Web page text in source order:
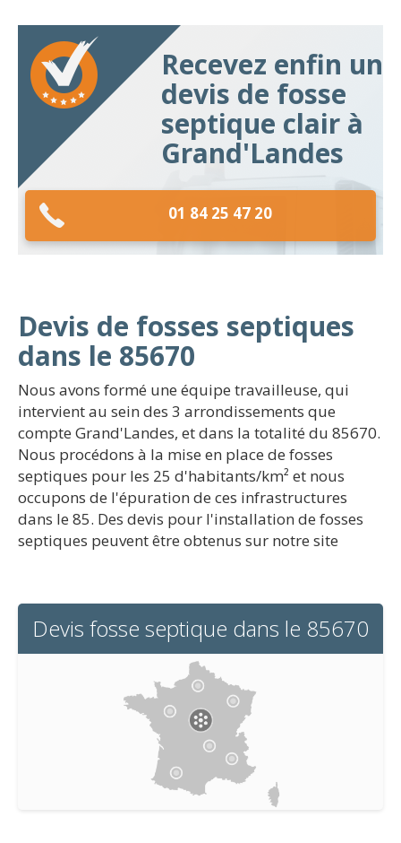
Recevez enfin un
devis de fosse
septique clair à
Grand'Landes
01 84 25 47 20
Devis de fosses septiques
dans le 85670
Nous avons formé une équipe travailleuse, qui
intervient au sein des 3 arrondissements que
compte Grand'Landes, et dans la totalité du 85670.
Nous procédons à la mise en place de fosses
septiques pour les 25 d'habitants/km² et nous
occupons de l'épuration de ces infrastructures
dans le 85. Des devis pour l'installation de fosses
septiques peuvent être obtenus sur notre site
Devis fosse septique dans le 85670